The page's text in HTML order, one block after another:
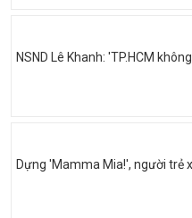
NSND Lê Khanh: 'TP.HCM
Dựng 'Mamma Mia!', người trẻ